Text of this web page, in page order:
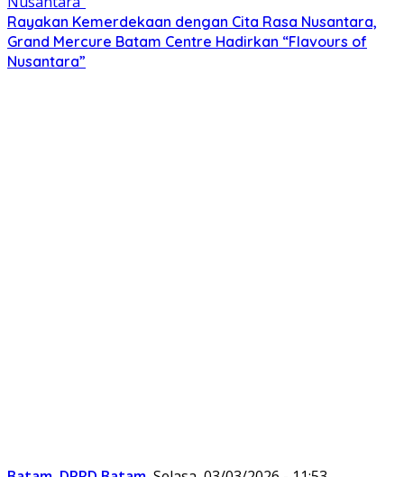
Rayakan Kemerdekaan dengan Cita Rasa Nusantara,
Grand Mercure Batam Centre Hadirkan “Flavours of
Nusantara”